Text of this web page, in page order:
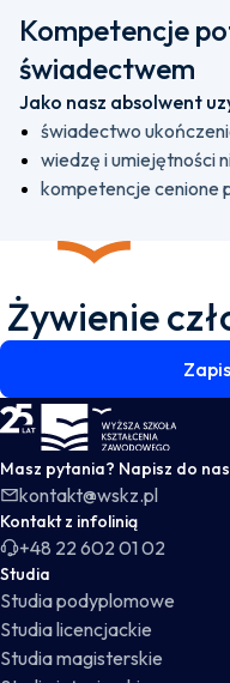
Kompetencje
świadectwem
Jako nasz absolwent
świadectwo
wiedzę i umiejętności
kompetencje cenione
Żywienie
WSKZ - strona główna
Masz pytania? Napisz do
kontakt@wskz.pl
Kontakt z infolinią
+48 22 602 01 02
Studia
Studia podyplomowe
Studia licencjackie
Studia magisterskie